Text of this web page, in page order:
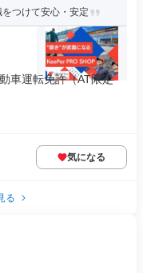
つけて安心・安定
車運転免許（AT限定
気になる
る